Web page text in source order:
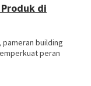
di
pameran building
peran